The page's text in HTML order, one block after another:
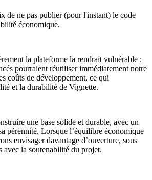
de ne pas publier (pour l'instant) le code
économique.
la plateforme la rendrait vulnérable :
pourraient réutiliser immédiatement notre
coûts de développement, ce qui
et la durabilité de Vignette.
une base solide et durable, avec un
pérennité. Lorsque l’équilibre économique
envisager davantage d’ouverture, sous
avec la soutenabilité du projet.